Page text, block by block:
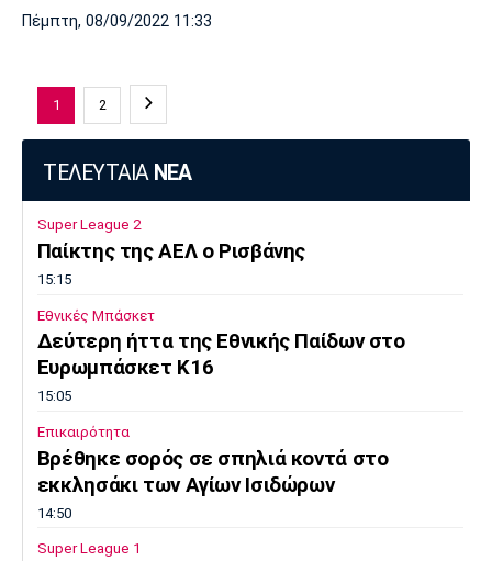
Πέμπτη, 08/09/2022 11:33
1 2
ΤΕΛΕΥΤΑΙΑ ΝΕΑ
Super League 2
Παίκτης της ΑΕΛ ο Ρισβάνης
15:15
Εθνικές Μπάσκετ
Δεύτερη ήττα της Εθνικής Παίδων στο
Ευρωμπάσκετ Κ16
15:05
Επικαιρότητα
Βρέθηκε σορός σε σπηλιά κοντά στο
εκκλησάκι των Αγίων Ισιδώρων
14:50
Super League 1